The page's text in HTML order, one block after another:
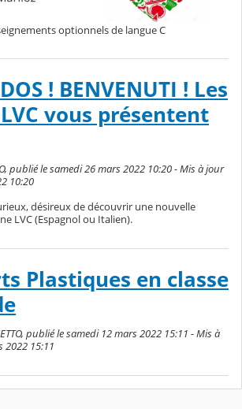
optionnels de langue C
! BENVENUTI ! Les
vous présentent
publié le samedi 26 mars 2022 10:20 - Mis à jour
10:20
désireux de découvrir une nouvelle
LVC (Espagnol ou Italien).
Plastiques en classe
publié le samedi 12 mars 2022 15:11 - Mis à
2022 15:11